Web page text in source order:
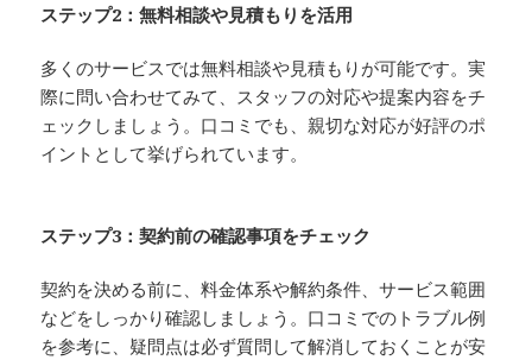
ステップ2：無料相談や見積もりを活用
多くのサービスでは無料相談や見積もりが可能です。実
際に問い合わせてみて、スタッフの対応や提案内容をチ
ェックしましょう。口コミでも、親切な対応が好評のポ
イントとして挙げられています。
ステップ3：契約前の確認事項をチェック
契約を決める前に、料金体系や解約条件、サービス範囲
などをしっかり確認しましょう。口コミでのトラブル例
を参考に、疑問点は必ず質問して解消しておくことが安